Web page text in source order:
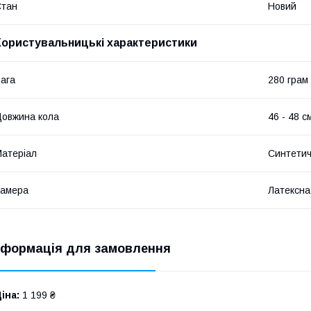
Новий
характеристики
280 грам
кола 46 - 48
Латексна
для замовлення
1 199 ₴